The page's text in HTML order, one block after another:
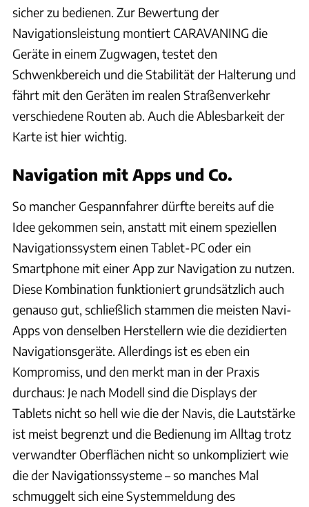
sicher zu bedienen. Zur Bewertung der
Navigationsleistung montiert CARAVANING die
Geräte in einem Zugwagen, testet den
Schwenkbereich und die Stabilität der Halterung und
fährt mit den Geräten im realen Straßenverkehr
verschiedene Routen ab. Auch die Ablesbarkeit der
Karte ist hier wichtig.
Navigation mit Apps und Co.
So mancher Gespannfahrer dürfte bereits auf die
Idee gekommen sein, anstatt mit einem speziellen
Navigationssystem einen Tablet-PC oder ein
Smartphone mit einer App zur Navigation zu nutzen.
Diese Kombination funktioniert grundsätzlich auch
genauso gut, schließlich stammen die meisten Navi-
Apps von denselben Herstellern wie die dezidierten
Navigationsgeräte. Allerdings ist es eben ein
Kompromiss, und den merkt man in der Praxis
durchaus: Je nach Modell sind die Displays der
Tablets nicht so hell wie die der Navis, die Lautstärke
ist meist begrenzt und die Bedienung im Alltag trotz
verwandter Oberflächen nicht so unkompliziert wie
die der Navigationssysteme – so manches Mal
schmuggelt sich eine Systemmeldung des